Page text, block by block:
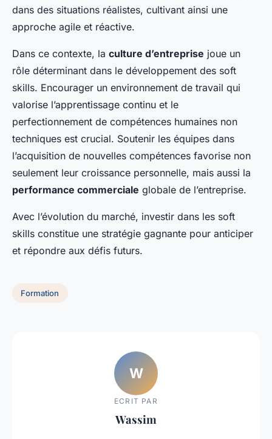
dans des situations réalistes, cultivant ainsi une
approche agile et réactive.
Dans ce contexte, la culture d’entreprise joue un
rôle déterminant dans le développement des soft
skills. Encourager un environnement de travail qui
valorise l’apprentissage continu et le
perfectionnement de compétences humaines non
techniques est crucial. Soutenir les équipes dans
l’acquisition de nouvelles compétences favorise non
seulement leur croissance personnelle, mais aussi la
performance commerciale globale de l’entreprise.
Avec l’évolution du marché, investir dans les soft
skills constitue une stratégie gagnante pour anticiper
et répondre aux défis futurs.
Formation
W
ECRIT PAR
Wassim